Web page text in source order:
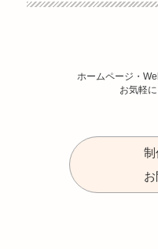
ホームページ・
お気軽
制